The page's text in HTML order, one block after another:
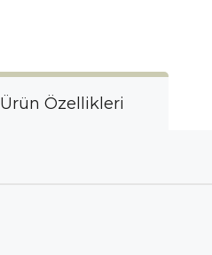
Ürün Özellikleri